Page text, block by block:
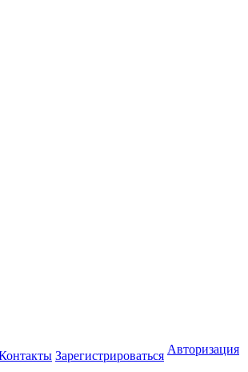
Зарегистрироваться Авторизация